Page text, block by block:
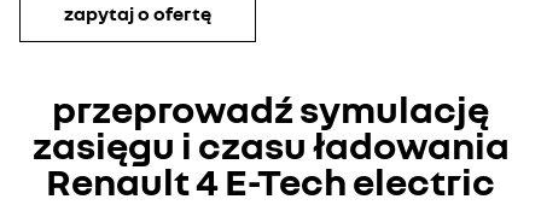
zapytaj o ofertę
przeprowadź symulację
zasięgu i czasu ładowania
Renault 4 E-Tech electric